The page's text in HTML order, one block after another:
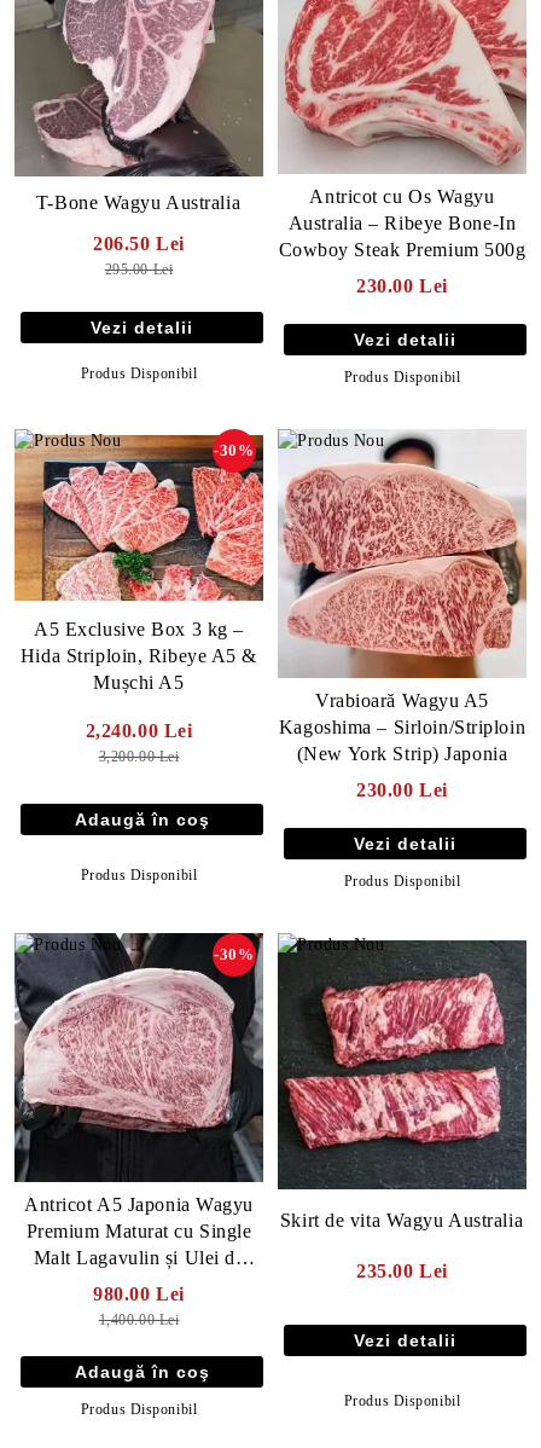
https://carneproaspata.ro/category/236/vita-wagyu.html
T-Bone Wagyu Australia
206.50 Lei
295.00 Lei
Vezi detalii
Produs Disponibil
Antricot cu Os Wagyu
Australia – Ribeye Bone-In
Cowboy Steak Premium 500g
230.00 Lei
Vezi detalii
Produs Disponibil
A5 Exclusive Box 3 kg –
Hida Striploin, Ribeye A5 &
Mușchi A5
-30%
2,240.00 Lei
3,200.00 Lei
Produs Disponibil
Vrabioară Wagyu A5
Kagoshima – Sirloin/Striploin
(New York Strip) Japonia
230.00 Lei
Vezi detalii
Produs Disponibil
Antricot A5 Japonia Wagyu
Premium Maturat cu Single
Malt Lagavulin și Ulei de
Măsline - 30 zile
-30%
980.00 Lei
1,400.00 Lei
Produs Disponibil
Skirt de vita Wagyu Australia
235.00 Lei
Vezi detalii
Produs Disponibil